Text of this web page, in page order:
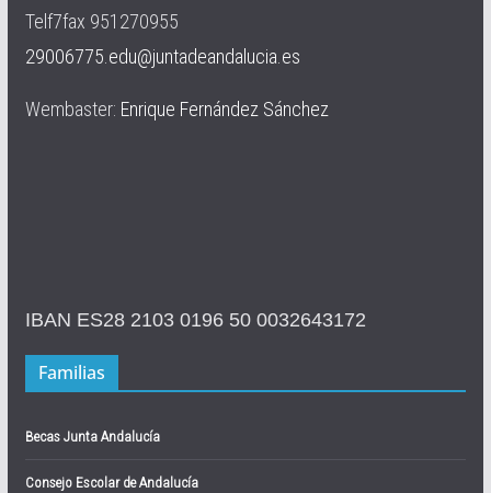
Telf7fax 951270955
29006775.edu@juntadeandalucia.es
Wembaster: Enrique Fernández Sánchez
IBAN ES28 2103 0196 50 0032643172
Familias
Becas Junta Andalucía
Consejo Escolar de Andalucía